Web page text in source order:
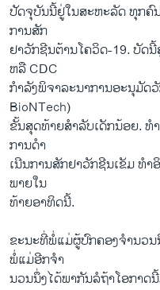
ສຽງ
ລາຍການກະຈາຍສຽງ
ລາຍງານ
ຕິດຕາມພວກເຮົາ ທີ່
ພາສາຕ່າງໆ
ປັດຈຸບັນນີ້ຢູ່ໃນສະຫະລັດ ທຸກຄົ
ການສັກ
ຢາວັກຊີນຕ້ານໂຄວິດ-19. ບັດ
ຫລື CDC
ກຳລັງພິຈາລະນາການອະນຸມັດ
BioNTech)
ຂັ້ນສຸດທ້າຍສໍາລັບເດັກນ້ອຍ. ທ
ການດໍາ
ເນີນການສັກຢາວັກຊີນເຂັມ ທໍ
ພາຍໃນ
ທ້າຍອາທິດນີ້.
ຂະ​ນະ​ທີ່ພໍ່ແມ່ຜູ້ປົກຄອງຈຳນວ
ພໍ່​ແມ່ອີກຈຳ
ນວນນຶ່ງໄດ້ພາກັນລໍຖ້າໂອກາດ